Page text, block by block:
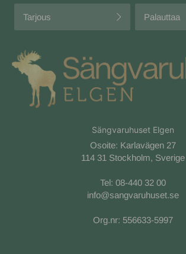
Tarjous Palauttaa
Sängvaruhuset Elgen
Osoite: Karlavägen 27
114 31 Stockholm, Sverige
Tel: 08-440 32 00
info@sangvaruhuset.se
Org.nr: 556633-5997